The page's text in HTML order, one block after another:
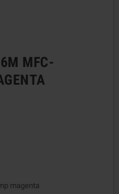
MFC-
magenta